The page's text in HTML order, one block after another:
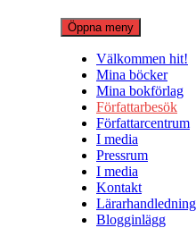
Öppna meny
Välkommen hit!
Mina böcker
Mina bokförlag
Författarbesök
Författarcentrum
I media
Pressrum
I media
Kontakt
Lärarhandledning
Blogginlägg